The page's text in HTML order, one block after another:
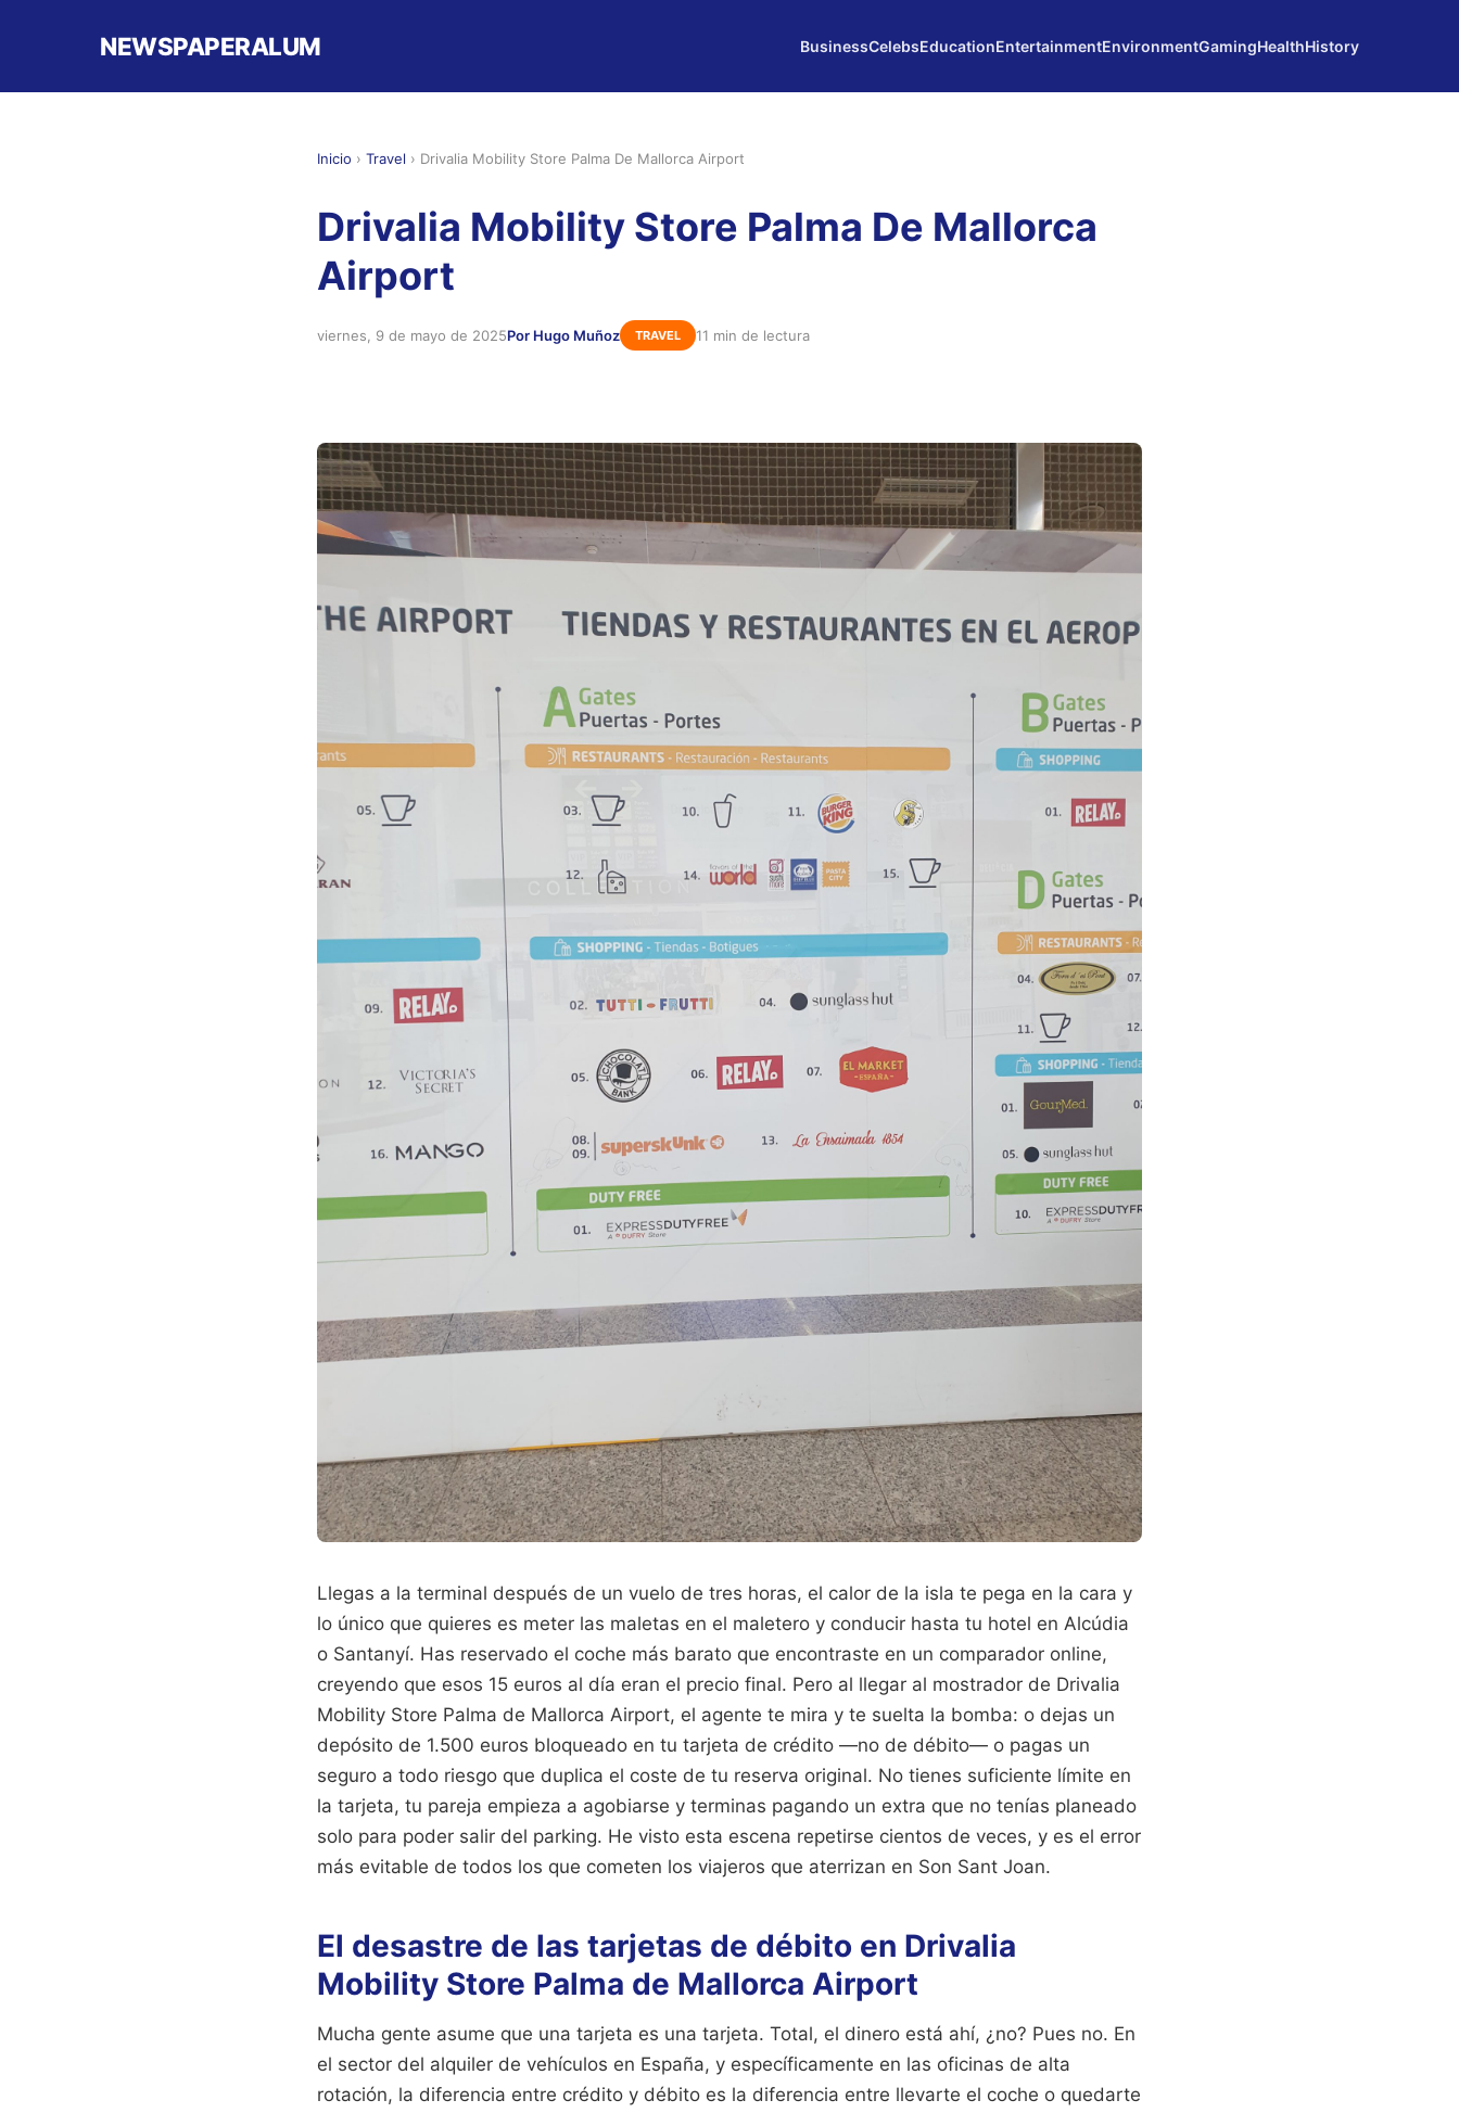
NEWSPAPERALUM BusinessCelebsEducationEntertainmentEnvironmentGamingHealthHistory
Inicio › Travel › Drivalia Mobility Store Palma De Mallorca Airport
Drivalia Mobility Store Palma De Mallorca
Airport
viernes, 9 de mayo de 2025Por Hugo Muñoz TRAVEL 11 min de lectura
Llegas a la terminal después de un vuelo de tres horas, el calor de la isla te pega en la cara y
lo único que quieres es meter las maletas en el maletero y conducir hasta tu hotel en Alcúdia
o Santanyí. Has reservado el coche más barato que encontraste en un comparador online,
creyendo que esos 15 euros al día eran el precio final. Pero al llegar al mostrador de Drivalia
Mobility Store Palma de Mallorca Airport, el agente te mira y te suelta la bomba: o dejas un
depósito de 1.500 euros bloqueado en tu tarjeta de crédito —no de débito— o pagas un
seguro a todo riesgo que duplica el coste de tu reserva original. No tienes suficiente límite en
la tarjeta, tu pareja empieza a agobiarse y terminas pagando un extra que no tenías planeado
solo para poder salir del parking. He visto esta escena repetirse cientos de veces, y es el error
más evitable de todos los que cometen los viajeros que aterrizan en Son Sant Joan.
El desastre de las tarjetas de débito en Drivalia
Mobility Store Palma de Mallorca Airport
Mucha gente asume que una tarjeta es una tarjeta. Total, el dinero está ahí, ¿no? Pues no. En
el sector del alquiler de vehículos en España, y específicamente en las oficinas de alta
rotación, la diferencia entre crédito y débito es la diferencia entre llevarte el coche o quedarte